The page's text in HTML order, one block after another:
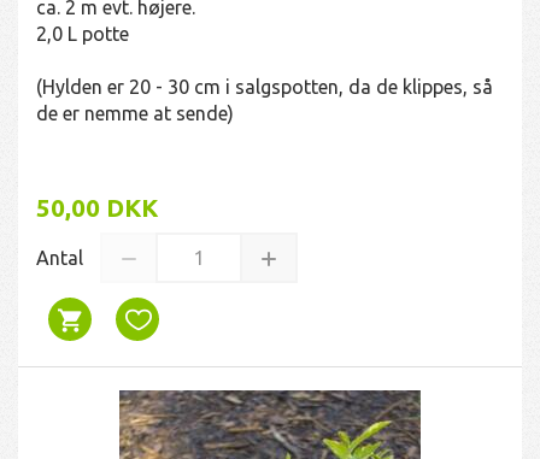
ca. 2 m evt. højere.
2,0 L potte
(Hylden er 20 - 30 cm i salgspotten, da de klippes, så
de er nemme at sende)
50,00 DKK
Antal